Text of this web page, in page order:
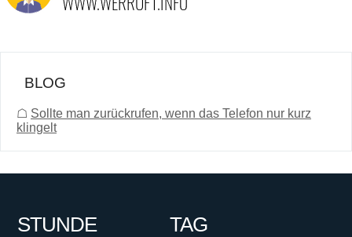
BLOG
☖ Sollte man zurückrufen, wenn das Telefon nur kurz
klingelt
STUNDE TAG